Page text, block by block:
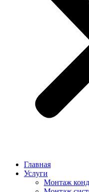
Главная
Услуги
Монтаж